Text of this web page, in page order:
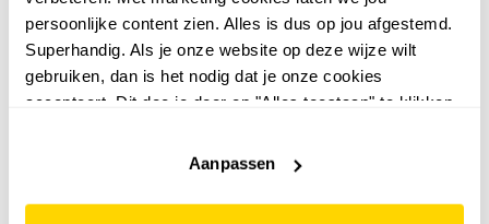
persoonlijke content zien. Alles is dus op jou afgestemd.
Superhandig. Als je onze website op deze wijze wilt
gebruiken, dan is het nodig dat je onze cookies
accepteert. Dit doe je door op "Alles toestaan" te klikken.
website niet optimaal functioneert.
Aanpassen